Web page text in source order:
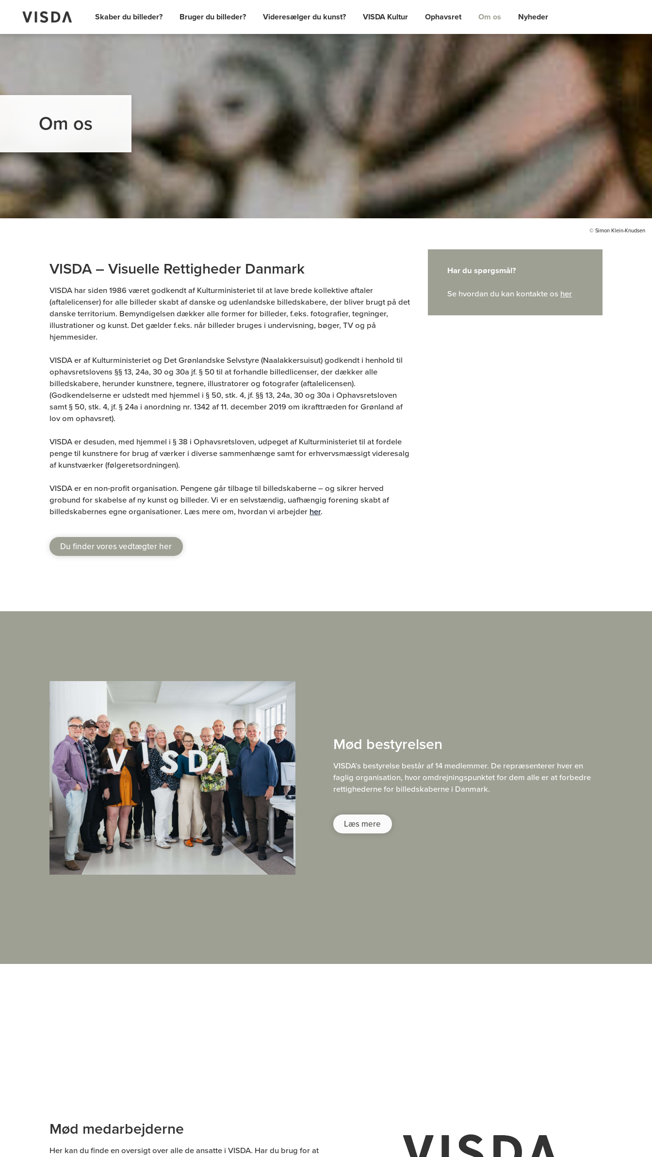
Skaber du billeder? Bruger du billeder? Videresælger du kunst? VISDA Kultur Ophavsret Om os Nyheder
Om os
© Simon Klein-Knudsen
VISDA – Visuelle Rettigheder Danmark
VISDA har siden 1986 været godkendt af Kulturministeriet til at lave brede kollektive aftaler
(aftalelicenser) for alle billeder skabt af danske og udenlandske billedskabere, der bliver brugt på det
danske territorium. Bemyndigelsen dækker alle former for billeder, f.eks. fotografier, tegninger,
illustrationer og kunst. Det gælder f.eks. når billeder bruges i undervisning, bøger, TV og på
hjemmesider.
VISDA er af Kulturministeriet og Det Grønlandske Selvstyre (Naalakkersuisut) godkendt i henhold til
ophavsretslovens §§ 13, 24a, 30 og 30a jf. § 50 til at forhandle billedlicenser, der dækker alle
billedskabere, herunder kunstnere, tegnere, illustratorer og fotografer (aftalelicensen).
(Godkendelserne er udstedt med hjemmel i § 50, stk. 4, jf. §§ 13, 24a, 30 og 30a i Ophavsretsloven
samt § 50, stk. 4, jf. § 24a i anordning nr. 1342 af 11. december 2019 om ikrafttræden for Grønland af
lov om ophavsret).
VISDA er desuden, med hjemmel i § 38 i Ophavsretsloven, udpeget af Kulturministeriet til at fordele
penge til kunstnere for brug af værker i diverse sammenhænge samt for erhvervsmæssigt videresalg
af kunstværker (følgeretsordningen).
VISDA er en non-profit organisation. Pengene går tilbage til billedskaberne – og sikrer herved
grobund for skabelse af ny kunst og billeder. Vi er en selvstændig, uafhængig forening skabt af
billedskabernes egne organisationer. Læs mere om, hvordan vi arbejder her.
Du finder vores vedtægter her
Har du spørgsmål?
Se hvordan du kan kontakte os her
Mød bestyrelsen
VISDA’s bestyrelse består af 14 medlemmer. De repræsenterer hver en
faglig organisation, hvor omdrejningspunktet for dem alle er at forbedre
rettighederne for billedskaberne i Danmark.
Læs mere
Mød medarbejderne
Her kan du finde en oversigt over alle de ansatte i VISDA. Har du brug for at